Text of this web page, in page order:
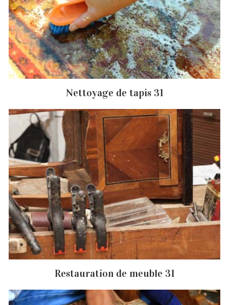
Nettoyage de tapis 31
Restauration de meuble 31